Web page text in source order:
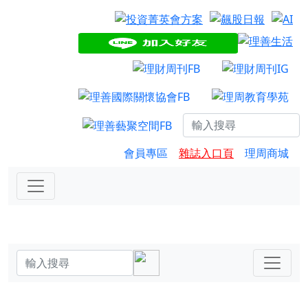
會員專區 雜誌入口頁 理周商城